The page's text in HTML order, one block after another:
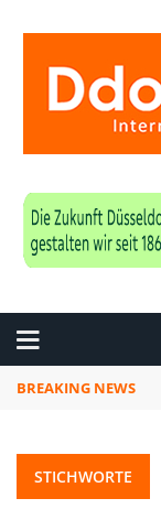
BREAKING NEWS
STICHWORTE